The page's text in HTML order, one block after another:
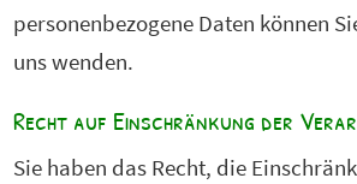
personenbezogene Daten können
uns wenden.
Recht auf Einschränkung der
Sie haben das Recht, die